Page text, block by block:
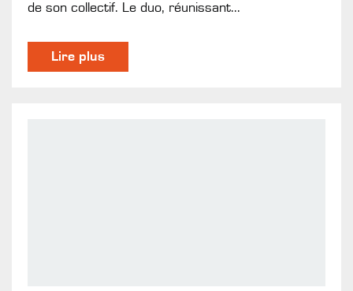
de son collectif. Le duo, réunissant...
Lire plus